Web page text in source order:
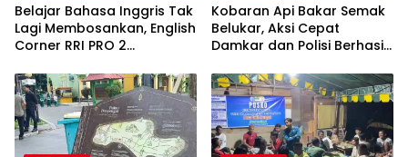
Belajar Bahasa Inggris Tak
Lagi Membosankan, English
Corner RRI PRO 2
Suasana Interaktif
Kobaran Api Bakar Semak
Belukar, Aksi Cepat
Damkar dan Polisi Berhasil